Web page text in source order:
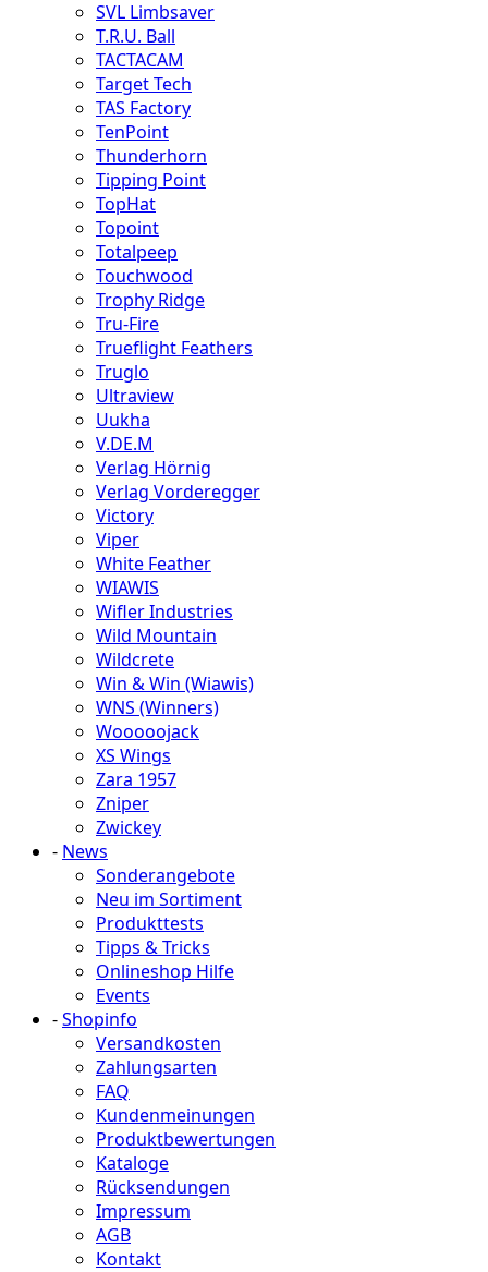
SVL Limbsaver
T.R.U. Ball
TACTACAM
Target Tech
TAS Factory
TenPoint
Thunderhorn
Tipping Point
TopHat
Topoint
Totalpeep
Touchwood
Trophy Ridge
Tru-Fire
Trueflight Feathers
Truglo
Ultraview
Uukha
V.DE.M
Verlag Hörnig
Verlag Vorderegger
Victory
Viper
White Feather
WIAWIS
Wifler Industries
Wild Mountain
Wildcrete
Win & Win (Wiawis)
WNS (Winners)
Wooooojack
XS Wings
Zara 1957
Zniper
Zwickey
- News
Sonderangebote
Neu im Sortiment
Produkttests
Tipps & Tricks
Onlineshop Hilfe
Events
-Shopinfo
Versandkosten
Zahlungsarten
FAQ
Kundenmeinungen
Produktbewertungen
Kataloge
Rücksendungen
Impressum
AGB
Kontakt